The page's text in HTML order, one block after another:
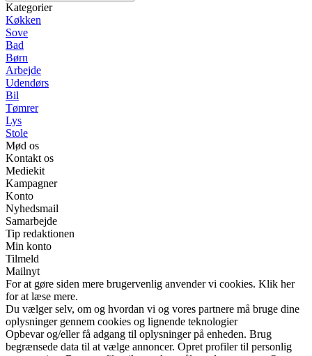
Kategorier
Køkken
Sove
Bad
Børn
Arbejde
Udendørs
Bil
Tømrer
Lys
Stole
Mød os
Kontakt os
Mediekit
Kampagner
Konto
Nyhedsmail
Samarbejde
Tip redaktionen
Min konto
Tilmeld
Mailnyt
For at gøre siden mere brugervenlig anvender vi cookies. Klik her
for at læse mere.
Du vælger selv, om og hvordan vi og vores partnere må bruge dine
oplysninger gennem cookies og lignende teknologier
Opbevar og/eller få adgang til oplysninger på enheden. Brug
begrænsede data til at vælge annoncer. Opret profiler til personlig